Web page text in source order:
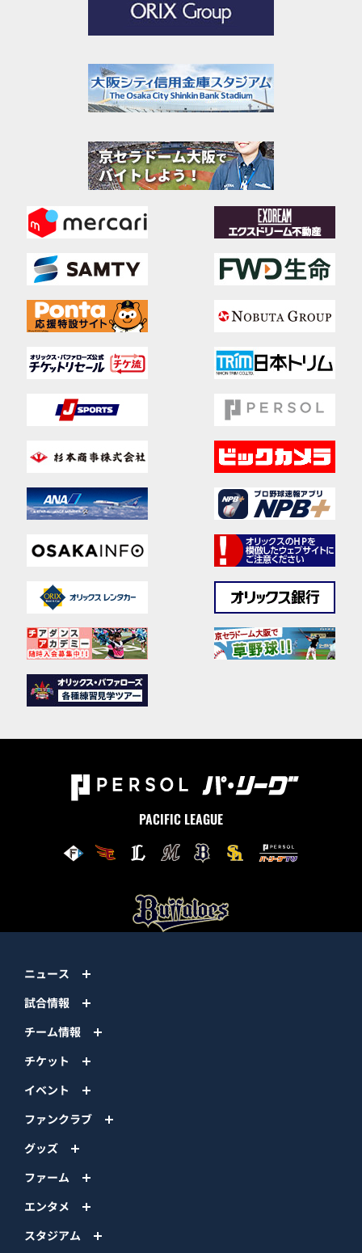
PACIFIC LEAGUE
ニュース
試合情報
チーム情報
チケット
イベント
ファンクラブ
グッズ
ファーム
エンタメ
スタジアム